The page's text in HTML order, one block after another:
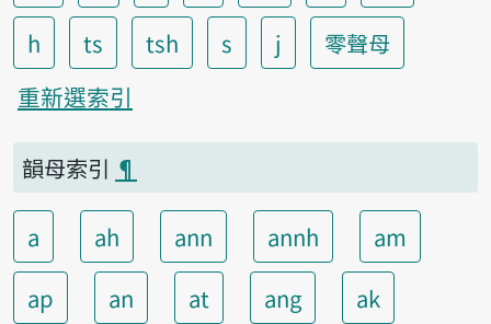
h
ts tsh s j
零聲母
重新選索引
韻母索引 ¶
a ah ann annh
am
ap
an at ang ak